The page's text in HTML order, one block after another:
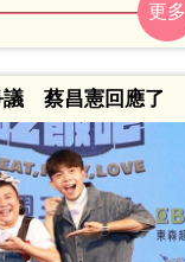
落誰家，也讓大家
議 蔡昌憲回應了